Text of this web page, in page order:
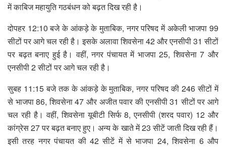
में काबिज महायुति गठबंधन को बढ़त दिख रही है।
दोपहर 12:10 बजे के आंकड़े के मुताबिक, नगर परिषद में अकेली भाजपा 99
सीटों पर आगे चल रही है। इसके अलावा शिवसेना 42 और एनसीपी 31 सीटों
पर बढ़त बनाए हुई है। वहीं, नगर पंचायत में भाजपा 25, शिवसेना 7 और
एनसीपी 2 सीटों पर आगे चल रही है।
सुबह 11:15 बजे तक के आंकड़े के मुताबिक, नगर परिषद की 246 सीटों में
से भाजपा 86, शिवसेना 47 और अजीत पवार की एनसीपी 31 सीटों पर आगे
चल रही है। वहीं, शिवसेना यूबीटी सिर्फ 8, एनसीपी (शरद पवार) 12 और
कांग्रेस 27 पर बढ़त बनाए हुए। अन्य के खाते में 23 सीटें जाती दिख रही हैं।
इसी तरह नगर पंचायत की 42 सीटें में से भाजपा 24, शिवसेना 6 औप